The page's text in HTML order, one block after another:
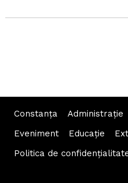
Constanța Administraţie
Eveniment
Educaţie
Politica de